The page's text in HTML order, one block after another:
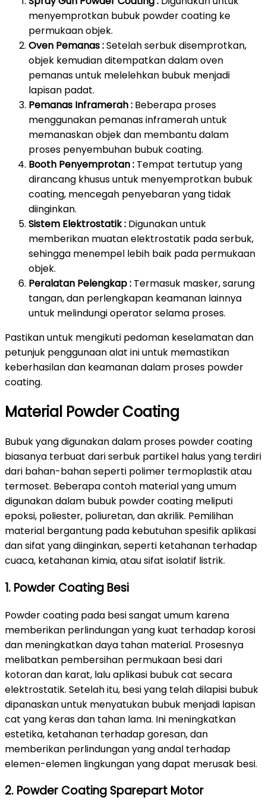
menyemprotkan bubuk powder coating ke
permukaan objek.
Oven Pemanas :Setelah serbuk disemprotkan,
objek kemudian ditempatkan dalam oven
pemanas untuk melelehkan bubuk menjadi
lapisan padat.
Pemanas Inframerah : Beberapa proses
menggunakan pemanas inframerah untuk
memanaskan objek dan membantu dalam
proses penyembuhan bubuk coating.
Booth Penyemprotan : Tempat tertutup yang
dirancang khusus untuk menyemprotkan bubuk
coating, mencegah penyebaran yang tidak
diinginkan.
Sistem Elektrostatik : Digunakan untuk
memberikan muatan elektrostatik pada serbuk,
sehingga menempel lebih baik pada permukaan
objek.
Peralatan Pelengkap : Termasuk masker, sarung
tangan, dan perlengkapan keamanan lainnya
untuk melindungi operator selama proses.
Pastikan untuk mengikuti pedoman keselamatan dan
petunjuk penggunaan alat ini untuk memastikan
keberhasilan dan keamanan dalam proses powder
coating.
Material Powder Coating
Bubuk yang digunakan dalam proses powder coating
biasanya terbuat dari serbuk partikel halus yang terdiri
dari bahan-bahan seperti polimer termoplastik atau
termoset. Beberapa contoh material yang umum
digunakan dalam bubuk powder coating meliputi
epoksi, poliester, poliuretan, dan akrilik. Pemilihan
material bergantung pada kebutuhan spesifik aplikasi
dan sifat yang diinginkan, seperti ketahanan terhadap
cuaca, ketahanan kimia, atau sifat isolatif listrik.
1. Powder Coating Besi
Powder coating pada besi sangat umum karena
memberikan perlindungan yang kuat terhadap korosi
dan meningkatkan daya tahan material. Prosesnya
melibatkan pembersihan permukaan besi dari
kotoran dan karat, lalu aplikasi bubuk cat secara
elektrostatik. Setelah itu, besi yang telah dilapisi bubuk
dipanaskan untuk menyatukan bubuk menjadi lapisan
cat yang keras dan tahan lama. Ini meningkatkan
estetika, ketahanan terhadap goresan, dan
memberikan perlindungan yang andal terhadap
elemen-elemen lingkungan yang dapat merusak besi.
2. Powder Coating Sparepart Motor